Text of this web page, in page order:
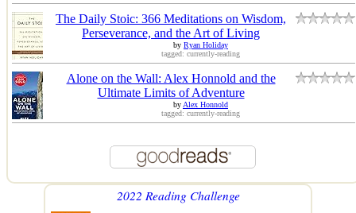
The Daily Stoic: 366 Meditations on Wisdom,
Perseverance, and the Art of Living
by Ryan Holiday
tagged: currently-reading
Alone on the Wall: Alex Honnold and the
Ultimate Limits of Adventure
byAlex Honnold
tagged: currently-reading
2022 Reading Challenge